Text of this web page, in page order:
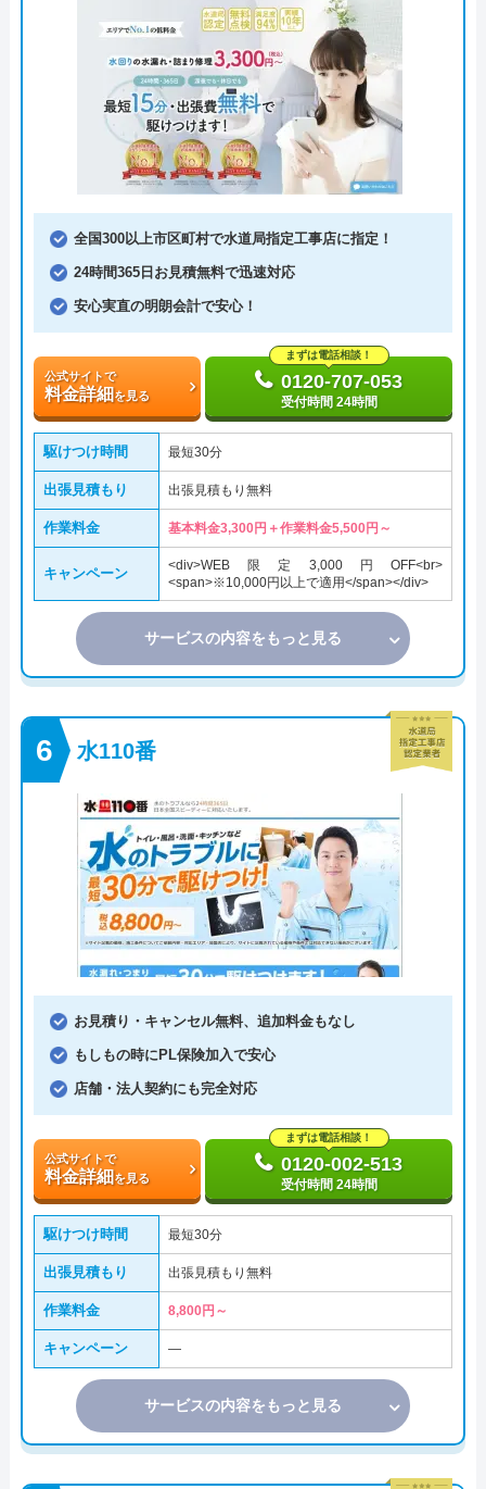
全国300以上市区町村で水道局指定工事店に指定！
24時間365日お見積無料で迅速対応
安心実直の明朗会計で安心！
公式サイトで
料金詳細を見る
まずは電話相談！
0120-707-053
受付時間 24時間
駆けつけ時間 最短30分
出張見積もり 出張見積もり無料
作業料金 基本料金3,300円＋作業料金5,500円～
キャンペーン
<div>WEB限定3,000円OFF<br>
<span>※10,000円以上で適用</span></div>
サービスの内容をもっと見る
水110番
お見積り・キャンセル無料、追加料金もなし
もしもの時にPL保険加入で安心
店舗・法人契約にも完全対応
公式サイトで
料金詳細を見る
まずは電話相談！
0120-002-513
受付時間 24時間
駆けつけ時間 最短30分
出張見積もり 出張見積もり無料
作業料金 8,800円～
キャンペーン ―
サービスの内容をもっと見る